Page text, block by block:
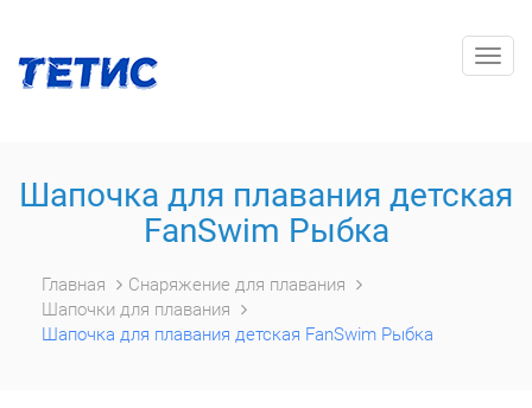
Шапочка для плавания детская
FanSwim Рыбка
Главная
Снаряжение для плавания
Шапочки для плавания
Шапочка для плавания детская FanSwim Рыбка